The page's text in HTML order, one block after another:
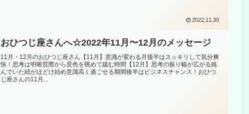
2022.11.30
おひつじ座さんへ☆2022年11月〜12月のメッセージ
11月・12月のおひつじ座さん【11月】意識が変わる月後半はスッキリして気分爽
快！思考は明晰窓際から景色を眺めて緩む時間【12月】思考の振り幅が広がる絡
んでいた紐がほどけ始め意識高く過ごせる期間後半はビジネスチャンス！おひつ
じ座さんの11月...